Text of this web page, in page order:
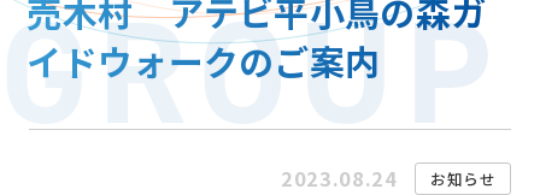
GROUP
売木村 アテビ平小鳥の森ガ
イドウォークのご案内
2023.08.24 お知らせ